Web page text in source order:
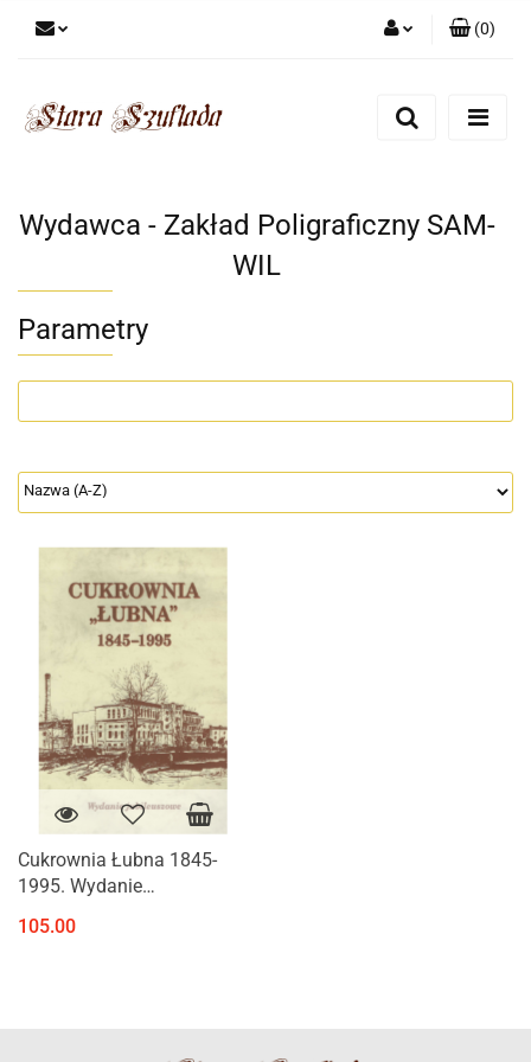
Zarejestruj się
(0)
Wydawca - Zakład Poligraficzny SAM-
WIL
Parametry
Cukrownia Łubna 1845-
1995. Wydanie
105.00